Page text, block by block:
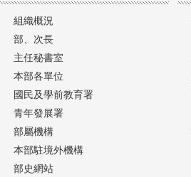
組織概況
部、次長
主任秘書室
本部各單位
國民及學前教育署
青年發展署
部屬機構
本部駐境外機構
部史網站